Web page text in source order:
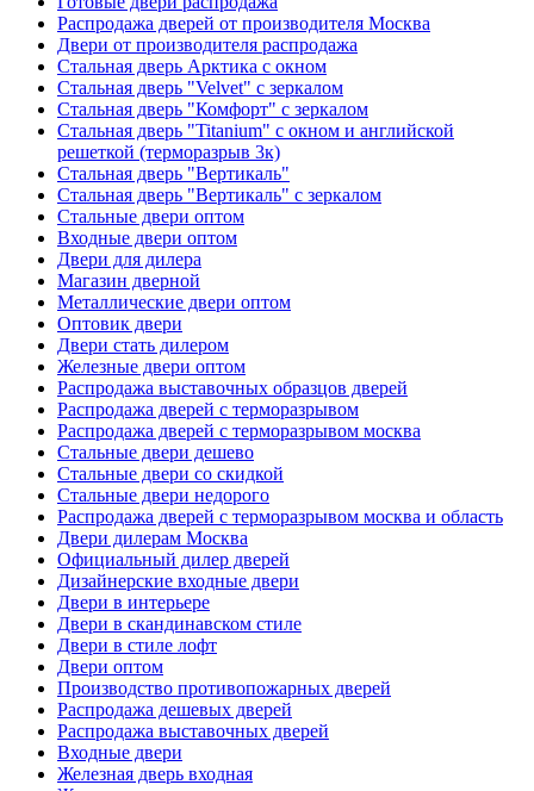
Распродажа дверей от производителя Москва
Двери от производителя распродажа
Стальная дверь Арктика с окном
Стальная дверь "Velvet" с зеркалом
Стальная дверь "Комфорт" с зеркалом
Стальная дверь "Titanium" с окном и английской
решеткой (терморазрыв 3к)
Стальная дверь "Вертикаль"
Стальная дверь "Вертикаль" с зеркалом
Стальные двери оптом
Входные двери оптом
Двери для дилера
Магазин дверной
Металлические двери оптом
Оптовик двери
Двери стать дилером
Железные двери оптом
Распродажа выставочных образцов дверей
Распродажа дверей с терморазрывом
Распродажа дверей с терморазрывом москва
Стальные двери дешево
Стальные двери со скидкой
Стальные двери недорого
Распродажа дверей с терморазрывом москва и область
Двери дилерам Москва
Официальный дилер дверей
Дизайнерские входные двери
Двери в интерьере
Двери в скандинавском стиле
Двери в стиле лофт
Двери оптом
Производство противопожарных дверей
Распродажа дешевых дверей
Распродажа выставочных дверей
Входные двери
Железная дверь входная